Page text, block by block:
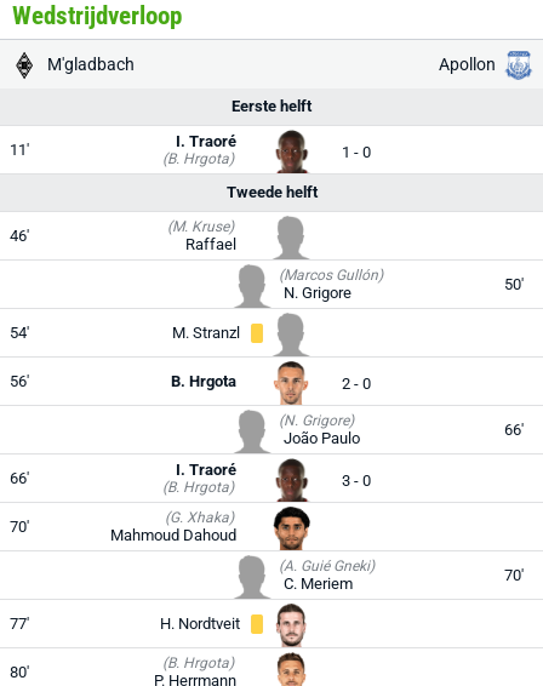
Wedstrijdverloop
M'gladbach Apollon
Eerste helft
11' (B. Hrgota)
I. Traoré
1 - 0
Tweede helft
46' (M. Kruse)
Raffael
(Marcos Gullón)
N. Grigore 50'
54' M. Stranzl
56' B. Hrgota 2 - 0
(N. Grigore)
João Paulo 66'
66' (B. Hrgota)
I. Traoré
3 - 0
70' (G. Xhaka)
Mahmoud Dahoud
(A. Guié Gneki)
C. Meriem 70'
77' H. Nordtveit
80' (B. Hrgota)
P. Herrmann